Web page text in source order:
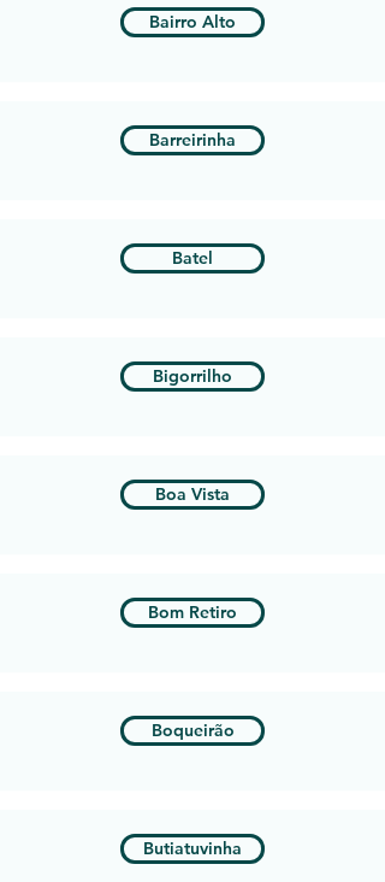
Bairro Alto
Barreirinha
Batel
Bigorrilho
Boa Vista
Bom Retiro
Boqueirão
Butiatuvinha